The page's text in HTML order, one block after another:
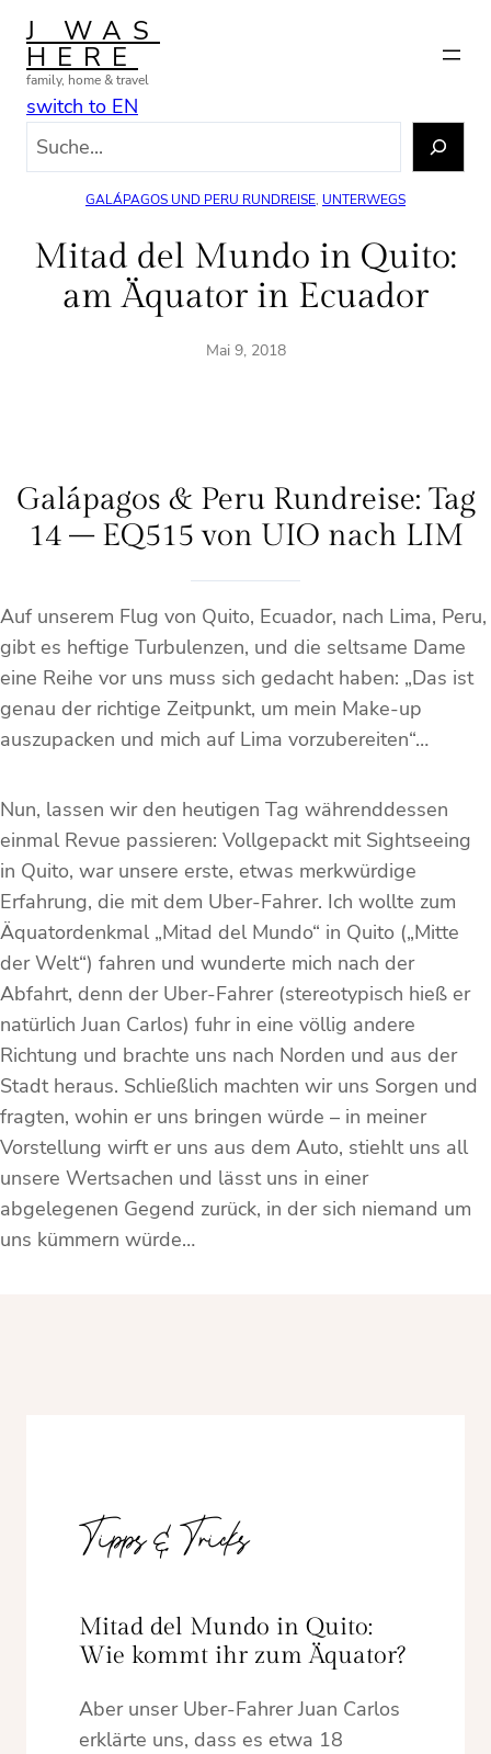
Zum
Inhalt
springen
J WAS
HERE
family, home & travel
switch to EN
n
GALÁPAGOS UND PERU RUNDREISE, UNTERWEGS
Mitad del Mundo in Quito:
am Äquator in Ecuador
Mai 9, 2018
Galápagos & Peru Rundreise: Tag
14 – EQ515 von UIO nach LIM
Auf unserem Flug von Quito, Ecuador, nach Lima, Peru,
gibt es heftige Turbulenzen, und die seltsame Dame
eine Reihe vor uns muss sich gedacht haben: „Das ist
genau der richtige Zeitpunkt, um mein Make-up
auszupacken und mich auf Lima vorzubereiten“…
Nun, lassen wir den heutigen Tag währenddessen
einmal Revue passieren: Vollgepackt mit Sightseeing
in Quito, war unsere erste, etwas merkwürdige
Erfahrung, die mit dem Uber-Fahrer. Ich wollte zum
Äquatordenkmal „Mitad del Mundo“ in Quito („Mitte
der Welt“) fahren und wunderte mich nach der
Abfahrt, denn der Uber-Fahrer (stereotypisch hieß er
natürlich Juan Carlos) fuhr in eine völlig andere
Richtung und brachte uns nach Norden und aus der
Stadt heraus. Schließlich machten wir uns Sorgen und
fragten, wohin er uns bringen würde – in meiner
Vorstellung wirft er uns aus dem Auto, stiehlt uns all
unsere Wertsachen und lässt uns in einer
abgelegenen Gegend zurück, in der sich niemand um
uns kümmern würde…
Tipps & Tricks
Mitad del Mundo in Quito:
Wie kommt ihr zum Äquator?
Aber unser Uber-Fahrer Juan Carlos
erklärte uns, dass es etwa 18